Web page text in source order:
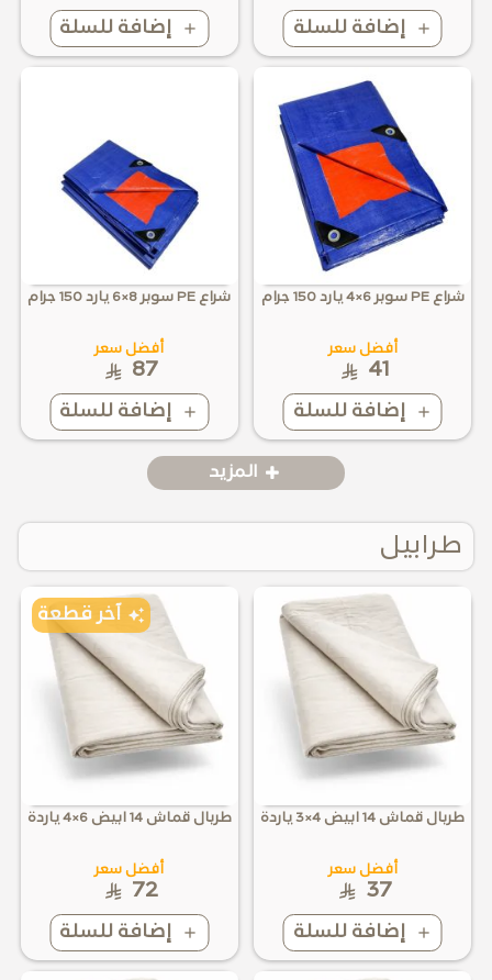
إضافة للسلة إضافة للسلة
إضافة للسلة
شراع PE سوبر 6×4 يارد 150 جرام
أفضل سعر
41
إضافة للسلة
شراع PE سوبر 8×6 يارد 150 جرام
أفضل سعر
87
المزيد
طرابيل
إضافة للسلة
طربال قماش 14 ابيض 4×3 ياردة
أفضل سعر
37
إضافة للسلة
آخر قطعة
طربال قماش 14 ابيض 6×4 ياردة
أفضل سعر
72